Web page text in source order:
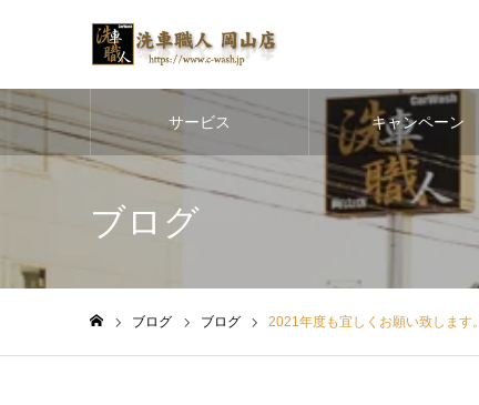
サービス キャンペーン
ブログ
ブログ ブログ 2021年度も宜しくお願い致します。